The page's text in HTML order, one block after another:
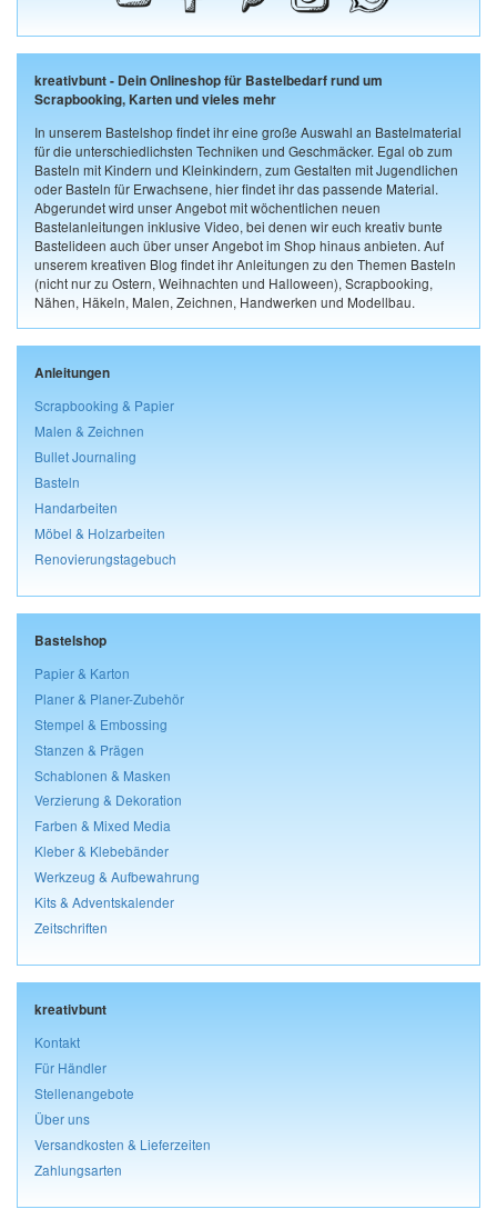
kreativbunt - Dein Onlineshop für Bastelbedarf rund um
Scrapbooking, Karten und vieles mehr
In unserem Bastelshop findet ihr eine große Auswahl an Bastelmaterial
für die unterschiedlichsten Techniken und Geschmäcker. Egal ob zum
Basteln mit Kindern und Kleinkindern, zum Gestalten mit Jugendlichen
oder Basteln für Erwachsene, hier findet ihr das passende Material.
Abgerundet wird unser Angebot mit wöchentlichen neuen
Bastelanleitungen inklusive Video, bei denen wir euch kreativ bunte
Bastelideen auch über unser Angebot im Shop hinaus anbieten. Auf
unserem kreativen Blog findet ihr Anleitungen zu den Themen Basteln
(nicht nur zu Ostern, Weihnachten und Halloween), Scrapbooking,
Nähen, Häkeln, Malen, Zeichnen, Handwerken und Modellbau.
Anleitungen
Scrapbooking & Papier
Malen & Zeichnen
Bullet Journaling
Basteln
Handarbeiten
Möbel & Holzarbeiten
Renovierungstagebuch
Bastelshop
Papier & Karton
Planer & Planer-Zubehör
Stempel & Embossing
Stanzen & Prägen
Schablonen & Masken
Verzierung & Dekoration
Farben & Mixed Media
Kleber & Klebebänder
Werkzeug & Aufbewahrung
Kits & Adventskalender
Zeitschriften
kreativbunt
Kontakt
Für Händler
Stellenangebote
Über uns
Versandkosten & Lieferzeiten
Zahlungsarten